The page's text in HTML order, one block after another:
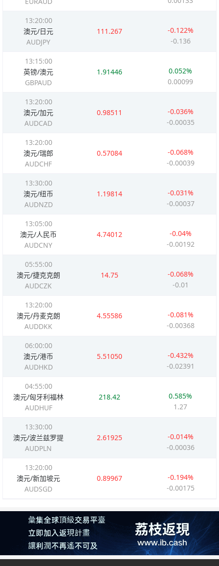
13:20:00
澳元/日元
AUDJPY
111.267
-0.122%
-0.136
13:15:00
英镑/澳元
GBPAUD
1.91446
0.052%
0.00099
13:20:00
澳元/加元
AUDCAD
0.98511
-0.036%
-0.00035
13:20:00
澳元/瑞郎
AUDCHF
0.57084
-0.068%
-0.00039
13:30:00
澳元/纽币
AUDNZD
1.19814
-0.031%
-0.00037
13:05:00
澳元/人民币
AUDCNY
4.74012
-0.04%
-0.00192
05:55:00
澳元/捷克克朗
AUDCZK
14.75
-0.068%
-0.01
13:20:00
澳元/丹麦克朗
AUDDKK
4.55586
-0.081%
-0.00368
06:00:00
澳元/港币
AUDHKD
5.51050
-0.432%
-0.02391
04:55:00
澳元/匈牙利福林
AUDHUF
218.42
0.585%
1.27
13:30:00
澳元/波兰兹罗提
AUDPLN
2.61925
-0.014%
-0.00036
13:20:00
澳元/新加坡元
AUDSGD
0.89967
-0.194%
-0.00175